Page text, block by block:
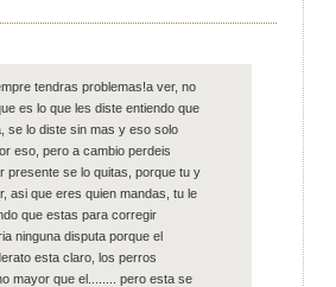
tendras problemas!a ver, no
es lo que les diste entiendo que
se lo diste sin mas y eso solo
eso, pero a cambio perdeis
presente se lo quitas, porque tu y
asi que eres quien mandas, tu le
que estas para corregir
ninguna disputa porque el
esta claro, los perros
mayor que el........ pero esta se